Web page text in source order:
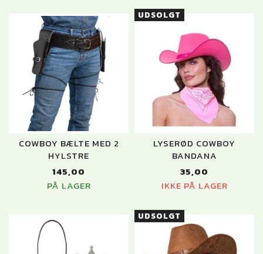
COWBOY BÆLTE MED 2
HYLSTRE
145,00
PÅ LAGER
UDSOLGT
LYSERØD COWBOY
BANDANA
35,00
IKKE PÅ LAGER
UDSOLGT